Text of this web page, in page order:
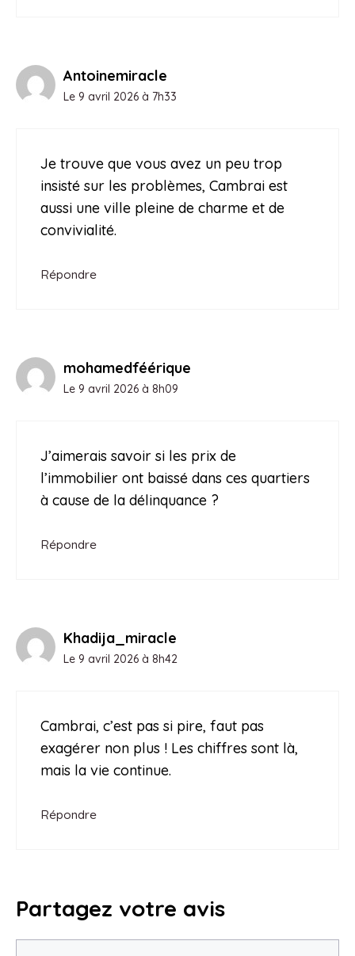
Antoinemiracle
Le 9 avril 2026 à 7h33
Je trouve que vous avez un peu trop
insisté sur les problèmes, Cambrai est
aussi une ville pleine de charme et de
convivialité.
Répondre
mohamedféérique
Le 9 avril 2026 à 8h09
J’aimerais savoir si les prix de
l’immobilier ont baissé dans ces quartiers
à cause de la délinquance ?
Répondre
Khadija_miracle
Le 9 avril 2026 à 8h42
Cambrai, c’est pas si pire, faut pas
exagérer non plus ! Les chiffres sont là,
mais la vie continue.
Répondre
Partagez votre avis